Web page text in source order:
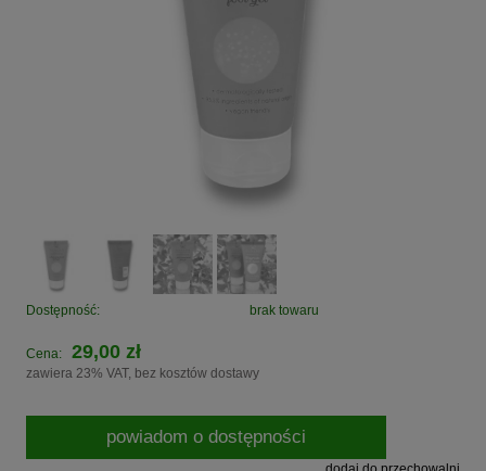
Dostępność: brak towaru
Cena: 29,00 zł
zawiera 23% VAT, bez kosztów dostawy
powiadom o dostępności